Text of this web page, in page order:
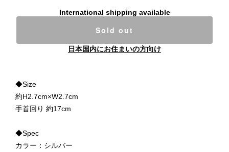
International shipping available
Sold out
日本国内にお住まいの方向け
◆Size
約H2.7cm×W2.7cm
手首回り 約17cm
◆Spec
カラー：シルバー